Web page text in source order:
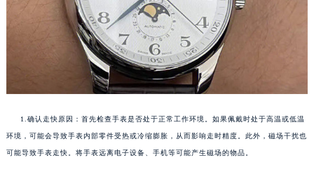
1.确认走快原因：首先检查手表是否处于正常工作环境。如果佩戴时处于高温或低温
环境，可能会导致手表内部零件受热或冷缩膨胀，从而影响走时精度。此外，磁场干扰也
可能导致手表走快。将手表远离电子设备、手机等可能产生磁场的物品。